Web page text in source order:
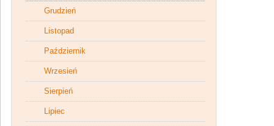
Grudzień
Listopad
Październik
Wrzesień
Sierpień
Lipiec